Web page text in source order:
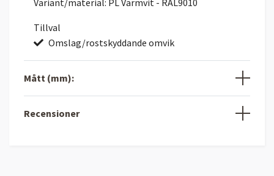
Tillval
Omslag/rostskyddande omvik
Mått (mm):
Recensioner